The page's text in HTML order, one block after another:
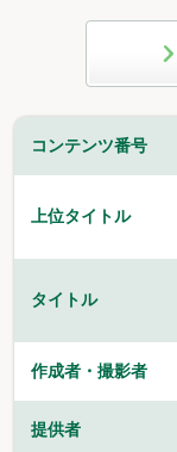
コンテンツ番号
上位タイトル
タイトル
作成者・撮影者
提供者